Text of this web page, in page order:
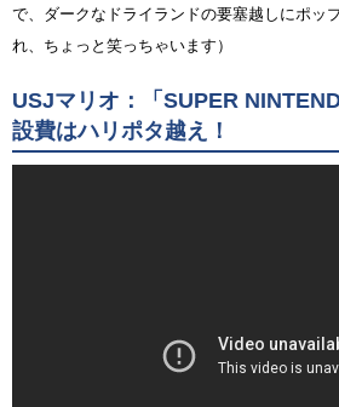
で、ダークなドライランドの要塞越しにポッ
れ、ちょっと笑っちゃいます）
USJマリオ：「SUPER
設費はハリポタ越え！